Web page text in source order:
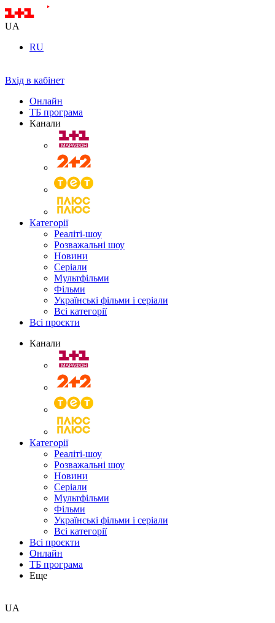
UA
RU
Вхід в кабінет
Онлайн
ТБ програма
Канали
Категорії
Реаліті-шоу
Розважальні шоу
Новини
Серіали
Мультфільми
Фільми
Українські фільми і серіали
Всі категорії
Всі проєкти
Канали
Категорії
Реаліті-шоу
Розважальні шоу
Новини
Серіали
Мультфільми
Фільми
Українські фільми і серіали
Всі категорії
Всі проєкти
Онлайн
ТБ програма
Еще
UA